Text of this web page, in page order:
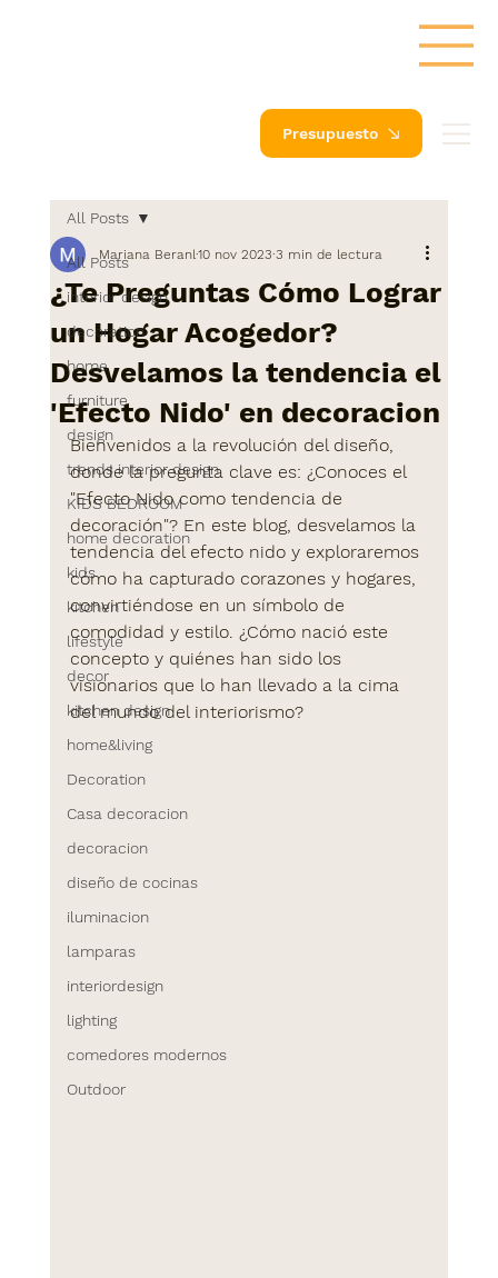
Presupuesto
All Posts
interior design
decoration
home
furniture
design
trends interior design
KIDS BEDROOM
home decoration
kids
kitchen
lifestyle
decor
kitchen design
home&living
Decoration
Casa decoracion
decoracion
diseño de cocinas
iluminacion
lamparas
interiordesign
lighting
comedores modernos
Outdoor
All Posts
¿Te Preguntas Cómo Lograr
un Hogar Acogedor?
Desvelamos la tendencia el
'Efecto Nido' en decoracion
Mariana Beranl10 nov 2023 3 min de lectura
Bienvenidos a la revolución del diseño,
donde la pregunta clave es: ¿Conoces el
"Efecto Nido como tendencia de
decoración"? En este blog, desvelamos la
tendencia del efecto nido y exploraremos
cómo ha capturado corazones y hogares,
convirtiéndose en un símbolo de
comodidad y estilo. ¿Cómo nació este
concepto y quiénes han sido los
visionarios que lo han llevado a la cima
del mundo del interiorismo?